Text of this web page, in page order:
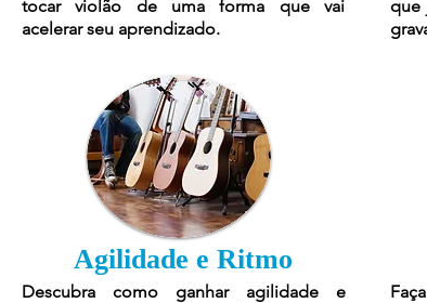
tocar violão de uma forma que vai
acelerar seu aprendizado.
Agilidade e Ritmo
Descubra como ganhar agilidade e
que